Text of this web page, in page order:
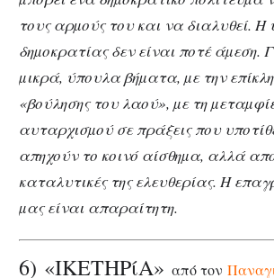
τους αρµούς του και να διαλυθεί. Η
δηµοκρατίας δεν είναι ποτέ άµεση.
µικρά, ύπουλα βήµατα, µε την
«βούλησης του λαού», µε τη
αυταρχισµού σε πράξεις που
απηχούν το κοινό αίσθηµα, αλλά
καταλυτικές της ελευθερίας. Η
µας είναι απαραίτητη.
6) «ΙΚΕΤΗΡίΑ» από τον